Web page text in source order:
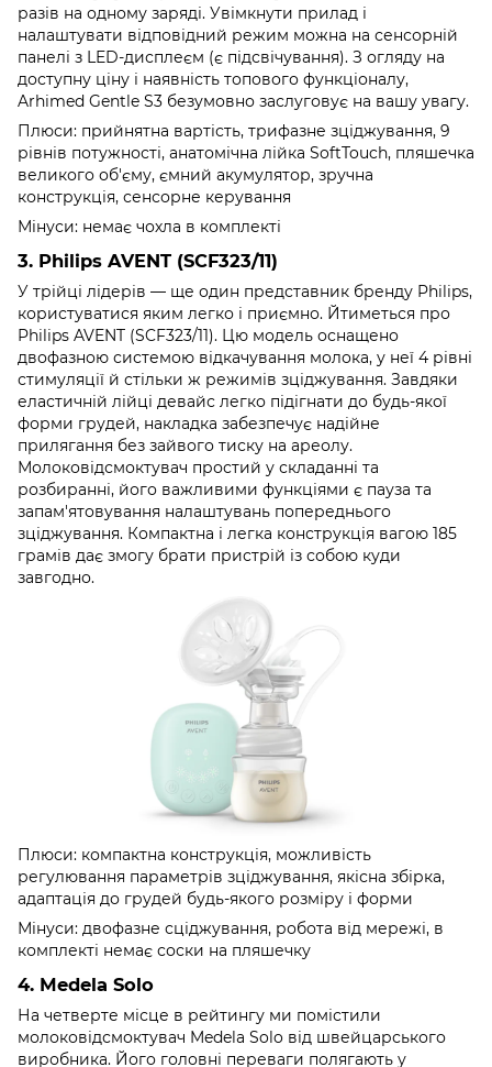
разів на одному заряді. Увімкнути прилад і
налаштувати відповідний режим можна на сенсорній
панелі з LED-дисплеєм (є підсвічування). З огляду на
доступну ціну і наявність топового функціоналу,
Arhimed Gentle S3 безумовно заслуговує на вашу увагу.
Плюси: прийнятна вартість, трифазне зціджування, 9
рівнів потужності, анатомічна лійка SoftTouch, пляшечка
великого об'єму, ємний акумулятор, зручна
конструкція, сенсорне керування
Мінуси: немає чохла в комплекті
3. Philips AVENT (SCF323/11)
У трійці лідерів — ще один представник бренду Philips,
користуватися яким легко і приємно. Йтиметься про
Philips AVENT (SCF323/11). Цю модель оснащено
двофазною системою відкачування молока, у неї 4 рівні
стимуляції й стільки ж режимів зціджування. Завдяки
еластичній лійці девайс легко підігнати до будь-якої
форми грудей, накладка забезпечує надійне
прилягання без зайвого тиску на ареолу.
Молоковідсмоктувач простий у складанні та
розбиранні, його важливими функціями є пауза та
запам'ятовування налаштувань попереднього
зціджування. Компактна і легка конструкція вагою 185
грамів дає змогу брати пристрій із собою куди
завгодно.
Плюси: компактна конструкція, можливість
регулювання параметрів зціджування, якісна збірка,
адаптація до грудей будь-якого розміру і форми
Мінуси: двофазне сціджування, робота від мережі, в
комплекті немає соски на пляшечку
4. Medela Solo
На четверте місце в рейтингу ми помістили
молоковідсмоктувач Medela Solo від швейцарського
виробника. Його головні переваги полягають у